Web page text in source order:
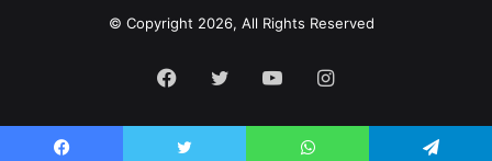
© Copyright 2026, All Rights Reserved
Facebook
Twitter YouTubeInstagram